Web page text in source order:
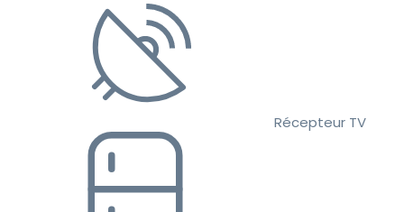
Récepteur TV